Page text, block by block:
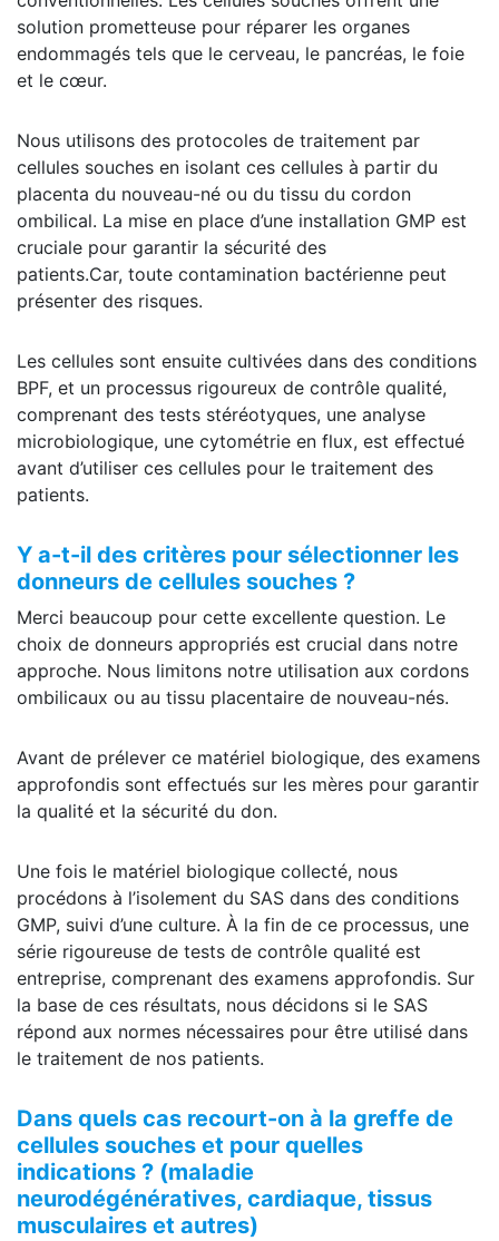
solution prometteuse pour réparer les organes
endommagés tels que le cerveau, le pancréas, le foie
et le cœur.
Nous utilisons des protocoles de traitement par
cellules souches en isolant ces cellules à partir du
placenta du nouveau-né ou du tissu du cordon
ombilical. La mise en place d’une installation GMP est
cruciale pour garantir la sécurité des
patients.Car, toute contamination bactérienne peut
présenter des risques.
Les cellules sont ensuite cultivées dans des conditions
BPF, et un processus rigoureux de contrôle qualité,
comprenant des tests stéréotyques, une analyse
microbiologique, une cytométrie en flux, est effectué
avant d’utiliser ces cellules pour le traitement des
patients.
Y a-t-il des critères pour sélectionner les
donneurs de cellules souches ?
Merci beaucoup pour cette excellente question. Le
choix de donneurs appropriés est crucial dans notre
approche. Nous limitons notre utilisation aux cordons
ombilicaux ou au tissu placentaire de nouveau-nés.
Avant de prélever ce matériel biologique, des examens
approfondis sont effectués sur les mères pour garantir
la qualité et la sécurité du don.
Une fois le matériel biologique collecté, nous
procédons à l’isolement du SAS dans des conditions
GMP, suivi d’une culture. À la fin de ce processus, une
série rigoureuse de tests de contrôle qualité est
entreprise, comprenant des examens approfondis. Sur
la base de ces résultats, nous décidons si le SAS
répond aux normes nécessaires pour être utilisé dans
le traitement de nos patients.
Dans quels cas recourt-on à la greffe de
cellules souches et pour quelles
indications ? (maladie
neurodégénératives, cardiaque, tissus
musculaires et autres)